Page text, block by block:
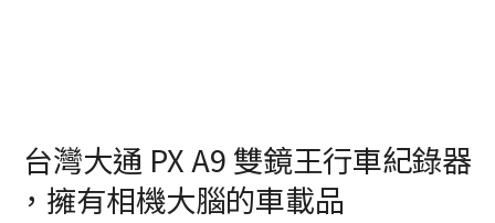
台灣大通 PX A9 雙鏡王行車紀錄器
，擁有相機大腦的車載品